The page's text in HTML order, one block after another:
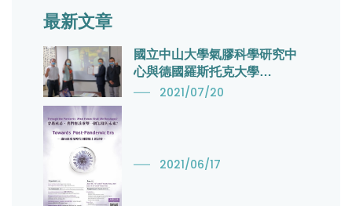
最新文章
國立中山大學氣膠科學研究中
心與德國羅斯托克大學
（University of Rostock）氣
傳播（又稱氣溶膠或空氣傳
2021/07/20
2021/06/17